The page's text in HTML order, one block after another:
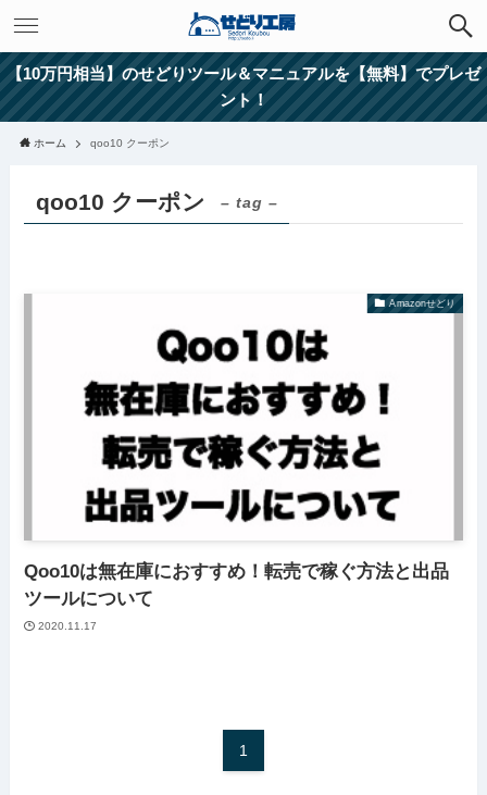
【10万円相当】のせどりツール＆マニュアルを【無料】でプレゼ
ント！
ホーム qoo10 クーポン
qoo10 クーポン – tag –
Amazonせどり
Qoo10は無在庫におすすめ！転売で稼ぐ方法と出品
ツールについて
2020.11.17
1